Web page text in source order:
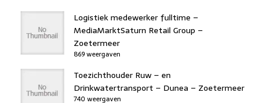
Logistiek medewerker fulltime –
MediaMarktSaturn Retail Group –
Zoetermeer
869 weergaven
Toezichthouder Ruw – en
Drinkwatertransport – Dunea – Zoetermeer
740 weergaven